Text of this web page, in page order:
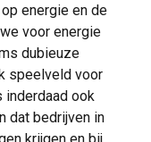
energie en de
voor energie
dubieuze
speelveld voor
inderdaad ook
dat bedrijven in